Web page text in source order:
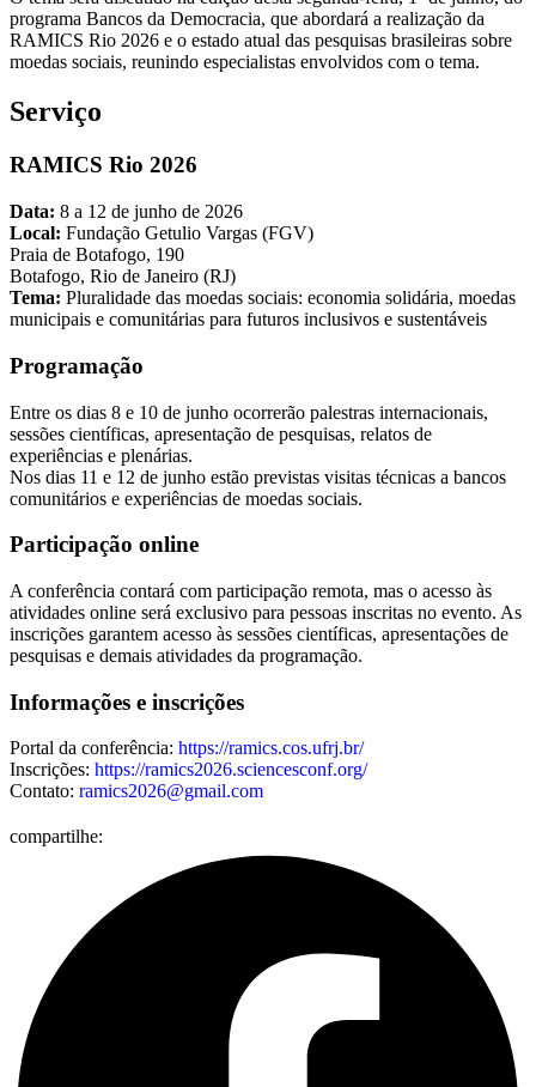
programa Bancos da Democracia, que abordará a realização da
RAMICS Rio 2026 e o estado atual das pesquisas brasileiras sobre
moedas sociais, reunindo especialistas envolvidos com o tema.
Serviço
RAMICS Rio 2026
Data: 8 a 12 de junho de 2026
Local: Fundação Getulio Vargas (FGV)
Praia de Botafogo, 190
Botafogo, Rio de Janeiro (RJ)
Tema: Pluralidade das moedas sociais: economia solidária, moedas
municipais e comunitárias para futuros inclusivos e sustentáveis
Programação
Entre os dias 8 e 10 de junho ocorrerão palestras internacionais,
sessões científicas, apresentação de pesquisas, relatos de
experiências e plenárias.
Nos dias 11 e 12 de junho estão previstas visitas técnicas a bancos
comunitários e experiências de moedas sociais.
Participação online
A conferência contará com participação remota, mas o acesso às
atividades online será exclusivo para pessoas inscritas no evento. As
inscrições garantem acesso às sessões científicas, apresentações de
pesquisas e demais atividades da programação.
Informações e inscrições
Portal da conferência: https://ramics.cos.ufrj.br/
Inscrições: https://ramics2026.sciencesconf.org/
Contato: ramics2026@gmail.com
compartilhe: